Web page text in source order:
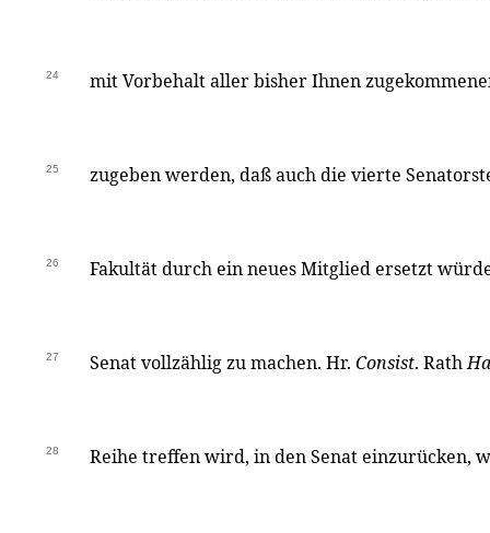
24 mit Vorbehalt aller bisher Ihnen
25 zugeben werden, daß auch die vierte
26 Fakultät durch ein neues Mitglied ersetzt
27 Senat vollzählig zu machen. Hr. Consist. Rath
28 Reihe treffen wird, in den Senat einzurücken,